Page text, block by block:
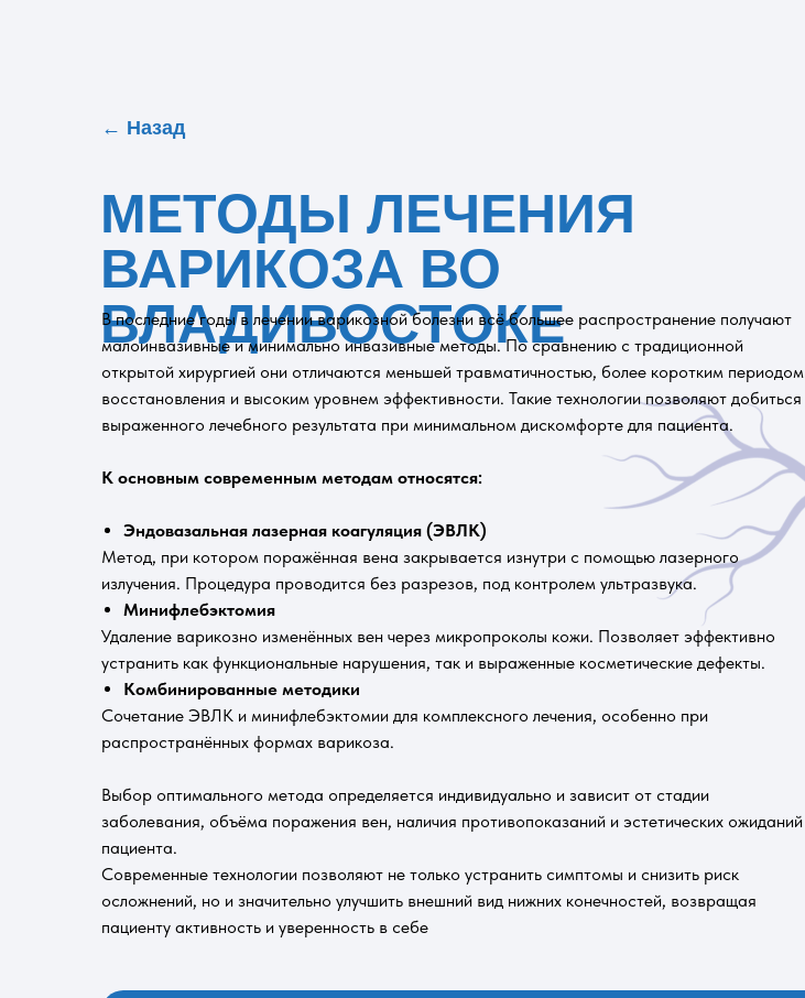
← Назад
МЕТОДЫ ЛЕЧЕНИЯ
ВАРИКОЗА ВО
ВЛАДИВОСТОКЕ
В последние годы в лечении варикозной болезни всё большее распространение получают
малоинвазивные и минимально инвазивные методы. По сравнению с традиционной
открытой хирургией они отличаются меньшей травматичностью, более коротким периодом
восстановления и высоким уровнем эффективности. Такие технологии позволяют добиться
выраженного лечебного результата при минимальном дискомфорте для пациента.
К основным современным методам относятся:
Эндовазальная лазерная коагуляция (ЭВЛК)
Метод, при котором поражённая вена закрывается изнутри с помощью лазерного
излучения. Процедура проводится без разрезов, под контролем ультразвука.
Минифлебэктомия
Удаление варикозно изменённых вен через микропроколы кожи. Позволяет эффективно
устранить как функциональные нарушения, так и выраженные косметические дефекты.
Комбинированные методики
Сочетание ЭВЛК и минифлебэктомии для комплексного лечения, особенно при
распространённых формах варикоза.
Выбор оптимального метода определяется индивидуально и зависит от стадии
заболевания, объёма поражения вен, наличия противопоказаний и эстетических ожиданий
пациента.
Современные технологии позволяют не только устранить симптомы и снизить риск
осложнений, но и значительно улучшить внешний вид нижних конечностей, возвращая
пациенту активность и уверенность в себе